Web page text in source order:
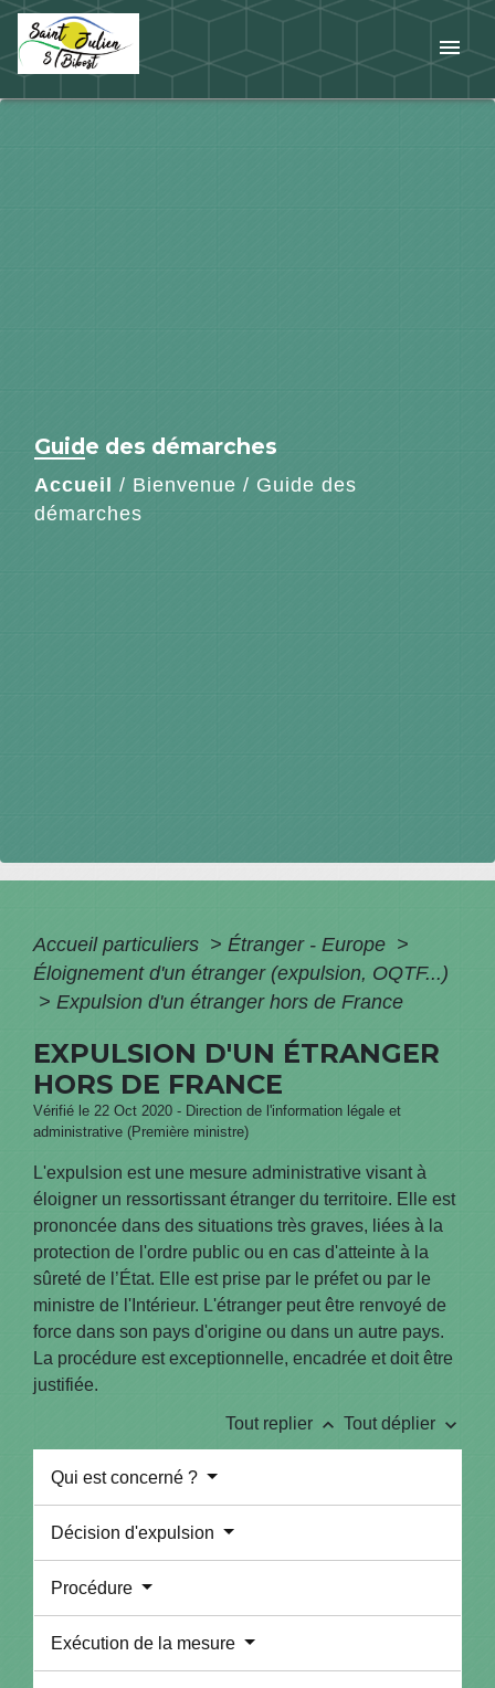
menu
Guide des démarches
Accueil / Bienvenue / Guide des
démarches
Accueil particuliers > Étranger - Europe >
Éloignement d'un étranger (expulsion, OQTF...)
> Expulsion d'un étranger hors de France
EXPULSION D'UN ÉTRANGER
HORS DE FRANCE
Vérifié le 22 Oct 2020 - Direction de l'information légale et
administrative (Première ministre)
L'expulsion est une mesure administrative visant à
éloigner un ressortissant étranger du territoire. Elle est
prononcée dans des situations très graves, liées à la
protection de l'ordre public ou en cas d'atteinte à la
sûreté de l’État. Elle est prise par le préfet ou par le
ministre de l'Intérieur. L'étranger peut être renvoyé de
force dans son pays d'origine ou dans un autre pays.
La procédure est exceptionnelle, encadrée et doit être
justifiée.
Tout replier keyboard_arrow_up Tout déplier keyboard_arrow_down
Qui est concerné ?
Décision d'expulsion
Procédure
Exécution de la mesure